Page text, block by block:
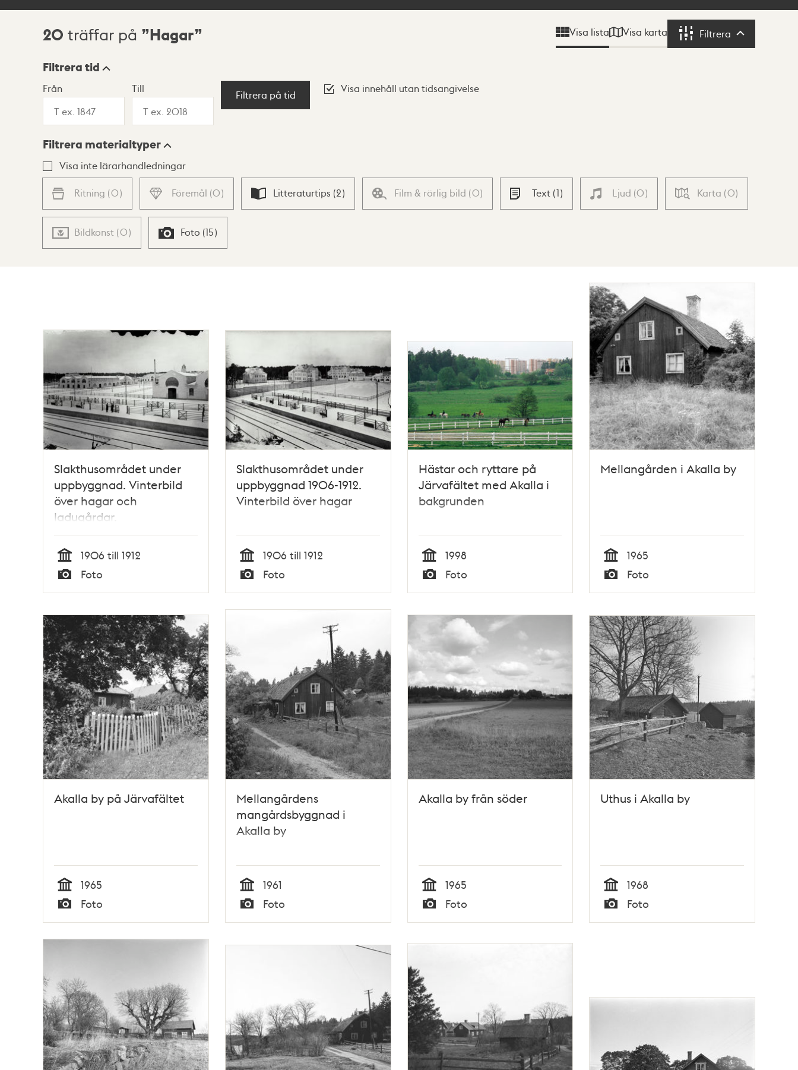
Sökresultat
20 träffar på Hagar Visa lista Visa karta Filtrera Filtrera
Visningsläge
Lista Karta
Filtrera tid
Från Till
Filtrera på tid
Visa innehåll utan tidsangivelse
Filtrera materialtyper
Visa inte lärarhandledningar
Ritning (0) Föremål (0) Litteraturtips (2) Film & rörlig bild (0) Text (1) Ljud (0) Karta (0)
Bildkonst (0) Foto (15)
Slakthusområdet under
uppbyggnad. Vinterbild
över hagar och
ladugårdar.
Tid
1906 till 1912
Typ
Foto
Slakthusområdet under
uppbyggnad 1906-1912.
Vinterbild över hagar
Tid
1906 till 1912
Typ
Foto
Hästar och ryttare på
Järvafältet med Akalla i
bakgrunden
Tid
1998
Typ
Foto
Mellangården i Akalla by
Tid
1965
Typ
Foto
Akalla by på Järvafältet
Tid
1965
Typ
Foto
Mellangårdens
mangårdsbyggnad i
Akalla by
Tid
1961
Typ
Foto
Akalla by från söder
Tid
1965
Typ
Foto
Uthus i Akalla by
Tid
1968
Typ
Foto